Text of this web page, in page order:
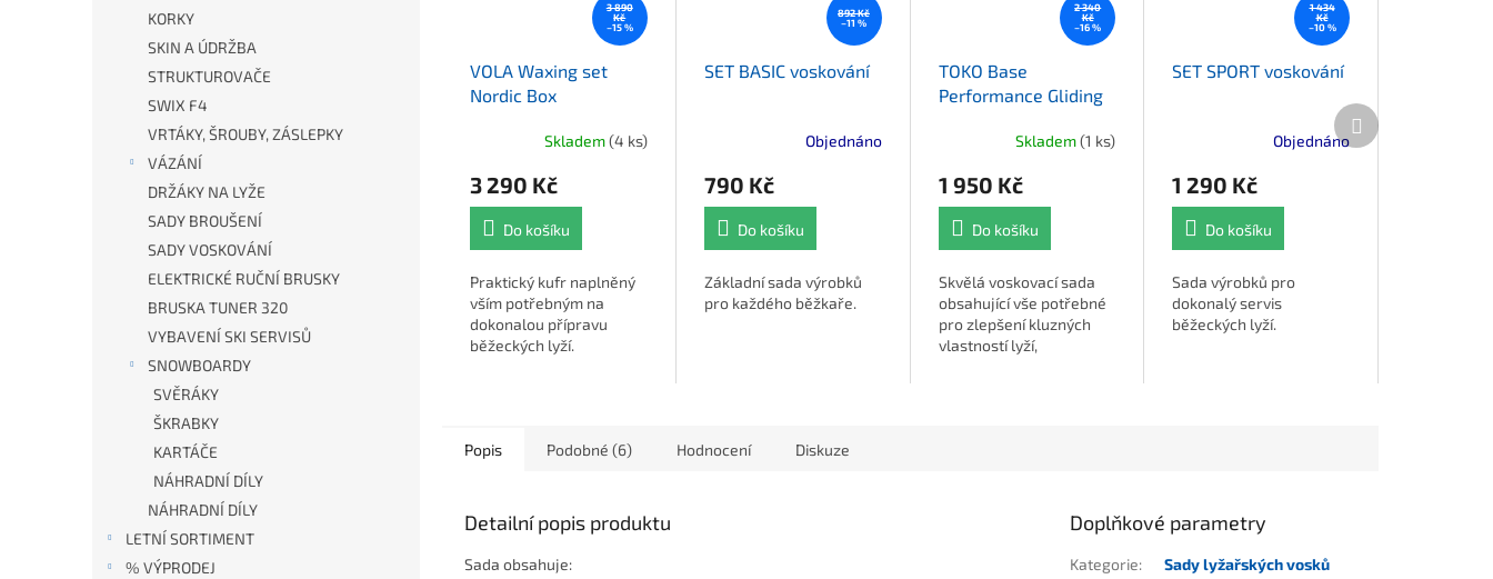
KORKY
SKIN A ÚDRŽBA
STRUKTUROVAČE
SWIX F4
VRTÁKY, ŠROUBY, ZÁSLEPKY
VÁZÁNÍ
DRŽÁKY NA LYŽE
SADY BROUŠENÍ
SADY VOSKOVÁNÍ
ELEKTRICKÉ RUČNÍ BRUSKY
BRUSKA TUNER 320
VYBAVENÍ SKI SERVISŮ
SNOWBOARDY
SVĚRÁKY
ŠKRABKY
KARTÁČE
NÁHRADNÍ DÍLY
NÁHRADNÍ DÍLY
LETNÍ SORTIMENT
% VÝPRODEJ
3 890
Kč
–15 %
VOLA Waxing set
Nordic Box
Skladem(4 ks)
3 290 Kč
Do košíku
Praktický kufr naplněný
vším potřebným na
dokonalou přípravu
běžeckých lyží.
892 Kč
–11 %
SET BASIC voskování
Objednáno
790 Kč
Do košíku
Základní sada výrobků
pro každého běžkaře.
2 340
Kč
–16 %
TOKO Base
Performance Gliding
Skladem(1 ks)
1 950 Kč
Do košíku
Skvělá voskovací sada
obsahující vše potřebné
pro zlepšení kluzných
vlastností lyží,
1 434
Kč
–10 %
SET SPORT voskování
Objednáno
1 290 Kč
Do košíku
Sada výrobků pro
dokonalý servis
běžeckých lyží.
Další produkt
Popis Podobné (6) Hodnocení Diskuze
Detailní popis produktu
Sada obsahuje:
Doplňkové parametry
Kategorie:
Sady lyžařských vosků